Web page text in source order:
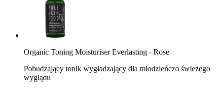
Organic Toning Moisturiser Everlasting - Rose
Pobudzający tonik wygładzający dla młodzieńczo świeżego
wyglądu